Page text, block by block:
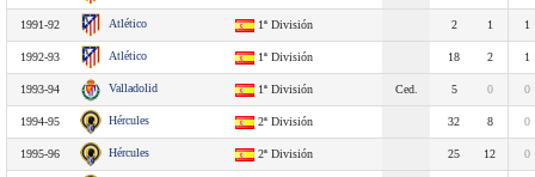
1991-92 Atlético 1ª División 2 1 1
1992-93 Atlético 1ª División 18 2 1
1993-94 Valladolid 1ª División Ced. 5 0 0
1994-95 Hércules 2ª División 32 8 0
1995-96 Hércules 2ª División 25 12 0